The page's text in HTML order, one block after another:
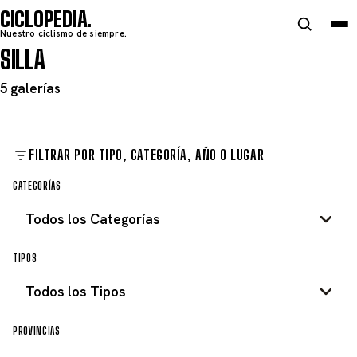
CICLOPEDIA
Nuestro ciclismo de siempre.
SILLA
5 galerías
FILTRAR POR TIPO, CATEGORÍA, AÑO O LUGAR
CATEGORÍAS
TIPOS
PROVINCIAS